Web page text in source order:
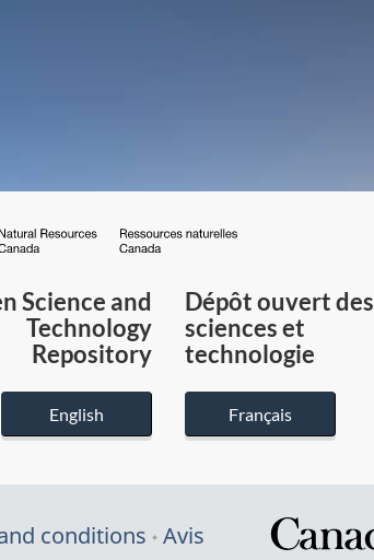
du
Canada
Science and
Technology
Repository
English
Dépôt ouvert des
sciences et
technologie
Français
conditions Avis